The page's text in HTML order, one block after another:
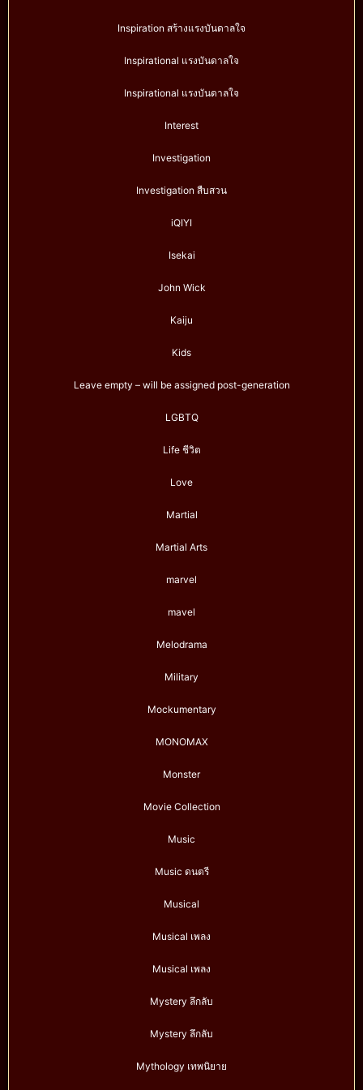
Inspiration สร้างแรงบันดาลใจ
Inspirational แรงบันดาลใจ
Inspirational แรงบันดาลใจ
Interest
Investigation
Investigation สืบสวน
iQIYI
Isekai
John Wick
Kaiju
Kids
Leave empty – will be assigned post-generation
LGBTQ
Life ชีวิต
Love
Martial
Martial Arts
marvel
mavel
Melodrama
Military
Mockumentary
MONOMAX
Monster
Movie Collection
Music
Music ดนตรี
Musical
Musical เพลง
Musical เพลง
Mystery ลึกลับ
Mystery ลึกลับ
Mythology เทพนิยาย